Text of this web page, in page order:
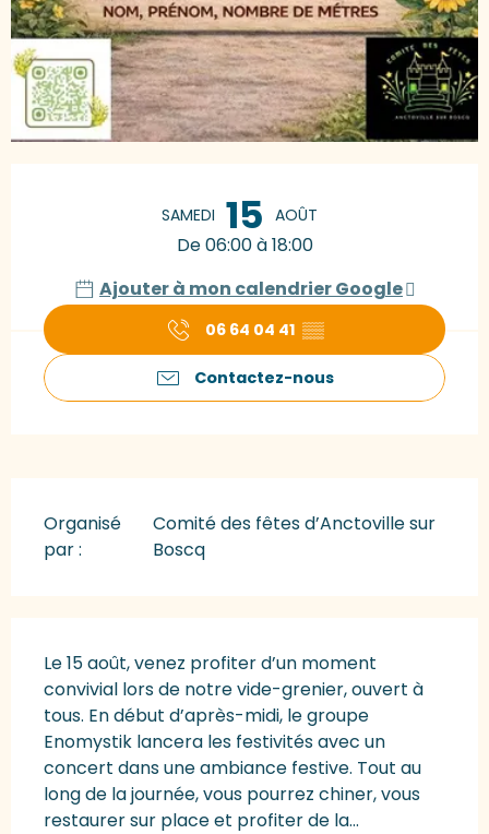
SAMEDI 15 AOÛT
De 06:00 à 18:00
Ajouter à mon calendrier Google
06 64 04 41 ▒▒
Contactez-nous
Organisé
par :
Comité des fêtes d’Anctoville sur
Boscq
Le 15 août, venez profiter d’un moment
convivial lors de notre vide-grenier, ouvert à
tous. En début d’après-midi, le groupe
Enomystik lancera les festivités avec un
concert dans une ambiance festive. Tout au
long de la journée, vous pourrez chiner, vous
restaurer sur place et profiter de la...